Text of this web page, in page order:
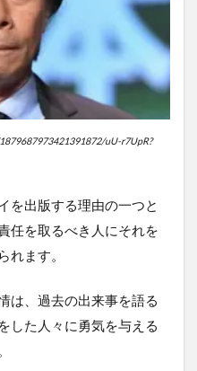
uU-r7UpR?
を出版する理由の一つと
任を取るべき人にそれを
れます。
は、過去の出来事を語る
した人々に勇気を与える